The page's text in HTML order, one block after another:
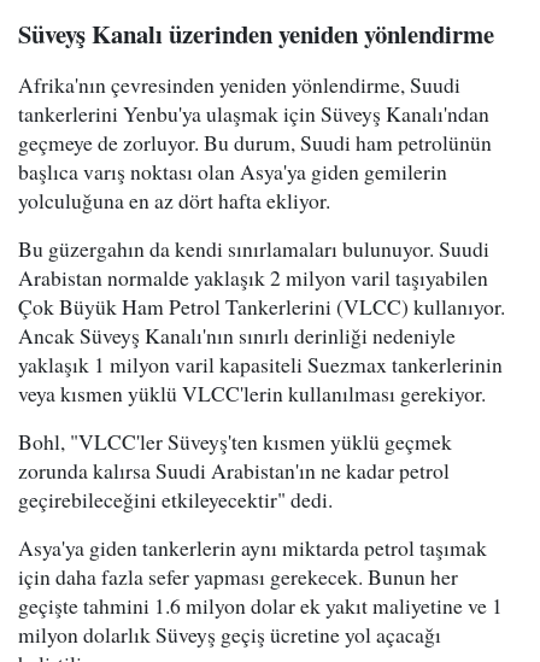
Süveyş Kanalı üzerinden yeniden yönlendirme
Afrika'nın çevresinden yeniden yönlendirme, Suudi
tankerlerini Yenbu'ya ulaşmak için Süveyş Kanalı'ndan
geçmeye de zorluyor. Bu durum, Suudi ham petrolünün
başlıca varış noktası olan Asya'ya giden gemilerin
yolculuğuna en az dört hafta ekliyor.
Bu güzergahın da kendi sınırlamaları bulunuyor. Suudi
Arabistan normalde yaklaşık 2 milyon varil taşıyabilen
Çok Büyük Ham Petrol Tankerlerini (VLCC) kullanıyor.
Ancak Süveyş Kanalı'nın sınırlı derinliği nedeniyle
yaklaşık 1 milyon varil kapasiteli Suezmax tankerlerinin
veya kısmen yüklü VLCC'lerin kullanılması gerekiyor.
Bohl, "VLCC'ler Süveyş'ten kısmen yüklü geçmek
zorunda kalırsa Suudi Arabistan'ın ne kadar petrol
geçirebileceğini etkileyecektir" dedi.
Asya'ya giden tankerlerin aynı miktarda petrol taşımak
için daha fazla sefer yapması gerekecek. Bunun her
geçişte tahmini 1.6 milyon dolar ek yakıt maliyetine ve 1
milyon dolarlık Süveyş geçiş ücretine yol açacağı